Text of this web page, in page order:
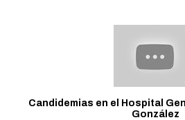
Candidemias en el Hospital
González